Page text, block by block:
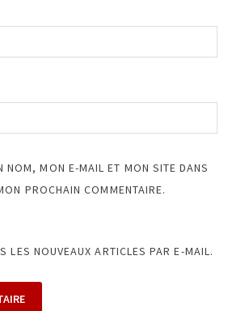
NOM, MON E-MAIL ET MON SITE DANS
PROCHAIN COMMENTAIRE.
LES NOUVEAUX ARTICLES PAR E-MAIL.